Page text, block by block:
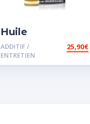
Huile
Remétallisant
Moteur SMT2
ADDITIF /
ENTRETIEN
25,90€